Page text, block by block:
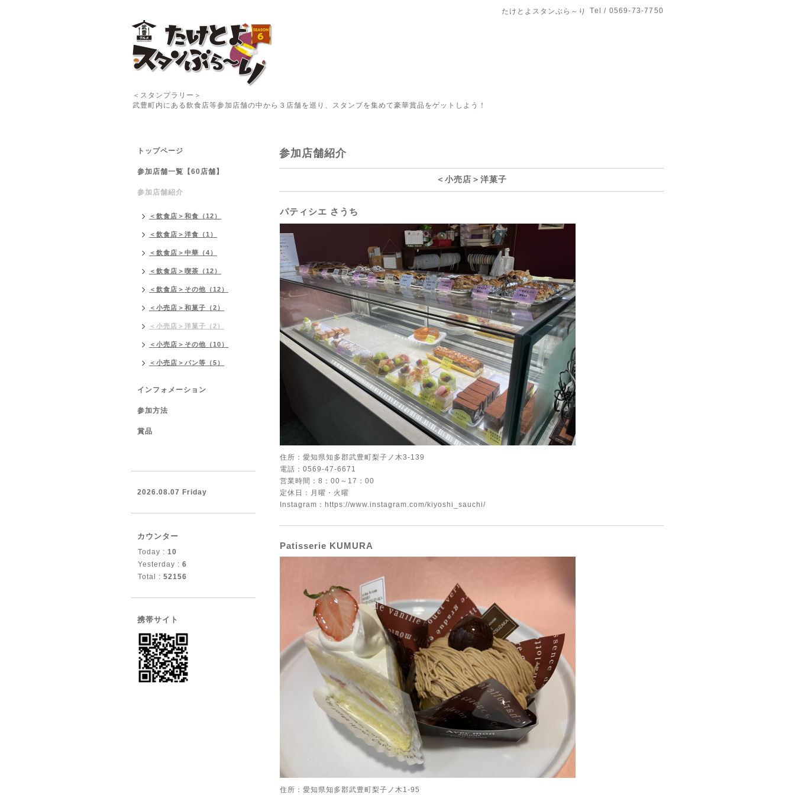
たけとよスタンぶら～り Tel / 0569-73-7750
＜スタンプラリー＞
武豊町内にある飲食店等参加店舗の中から３店舗を巡り、スタンプを集めて豪華賞品をゲットしよう！
参加店舗紹介
＜小売店＞洋菓子
パティシエ さうち
住所：愛知県知多郡武豊町梨子ノ木3-139
電話：0569-47-6671
営業時間：8：00～17：00
定休日：月曜・火曜
Instagram： https://www.instagram.com/kiyoshi_sauchi/
Patisserie KUMURA
住所：愛知県知多郡武豊町梨子ノ木1-95
トップページ
参加店舗一覧【60店舗】
参加店舗紹介
＜飲食店＞和食（12）
＜飲食店＞洋食（1）
＜飲食店＞中華（4）
＜飲食店＞喫茶（12）
＜飲食店＞その他（12）
＜小売店＞和菓子（2）
＜小売店＞洋菓子（2）
＜小売店＞その他（10）
＜小売店＞パン等（5）
インフォメーション
参加方法
賞品
2026.08.07 Friday
カウンター
Today : 10
Yesterday : 6
Total : 52156
携帯サイト